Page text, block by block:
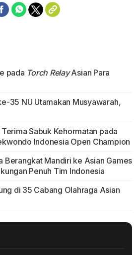
pada Torch RelayAsian Para
35 NU Utamakan Musyawarah,
Sabuk Kehormatan pada
Indonesia Open Champion
Berangkat Mandiri ke Asian Games
Penuh Tim Indonesia
di 35 Cabang Olahraga Asian